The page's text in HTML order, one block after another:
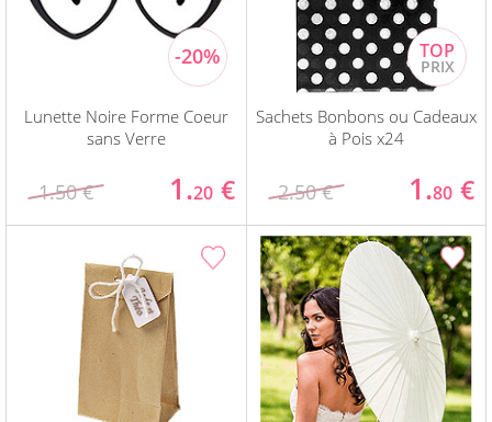
Lunette Noire Forme Coeur
sans Verre
1.50 € 1.20 €
Sachets Bonbons ou Cadeaux
à Pois x24
2.50 € 1.80 €